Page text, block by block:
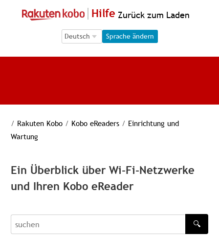
Hilfe Zurück zum Laden
Language Selection
Language Selection
Sprache ändern
/ Rakuten Kobo / Kobo eReaders / Einrichtung und
Wartung
Ein Überblick über Wi-Fi-Netzwerke
und Ihren Kobo eReader
recherche
🔍